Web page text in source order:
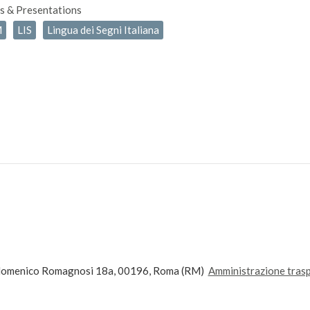
& Presentations
LIS Lingua dei Segni Italiana
Romagnosi 18a, 00196, Roma (RM) Amministrazione